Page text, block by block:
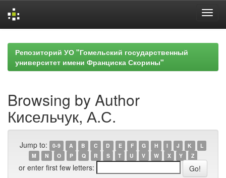
navigationРепозиторий УО "Гомельский государственный
университет имени Франциска Скорины"
Browsing by Author
Кисельчук, А.С.
Jump to: 0-9 A B C D E F G H I J K
L
M
N O P Q R S T U V W X Y Z
or enter first few letters: